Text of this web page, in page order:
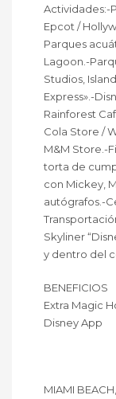
Actividades:-
Epcot /
Parques
Lagoon.-
Studios,
Express».-
Rainforest
Cola Store /
M&M Store.-
torta de
con Mickey,
autógrafos.-
Skyliner
y dentro del
BENEFICIOS
Extra Magic
Disney App
MIAMI